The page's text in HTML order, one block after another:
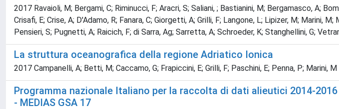
2017 Ravaioli, M; Bergami, C; Riminucci, F; Aracri, S; Saliani, ; Bastianini, M; Bergamasco, A;
Crisafi, E; Crise, A; D'Adamo, R; Fanara, C; Giorgetti, A; Grilli, F; Langone, L; Lipizer, M; Marini,
Pensieri, S; Pugnetti, A; Raicich, F; di Sarra, Ag; Sarretta, A; Schroeder, K; Stanghellini, G;
La struttura oceanografica della regione Adriatico Ionica
2017 Campanelli, A; Betti, M; Caccamo, G; Frapiccini, E; Grilli, F; Paschini, E; Penna, P; Marini, M
Programma nazionale Italiano per la raccolta di dati alieutici 2014-2016
- MEDIAS GSA 17